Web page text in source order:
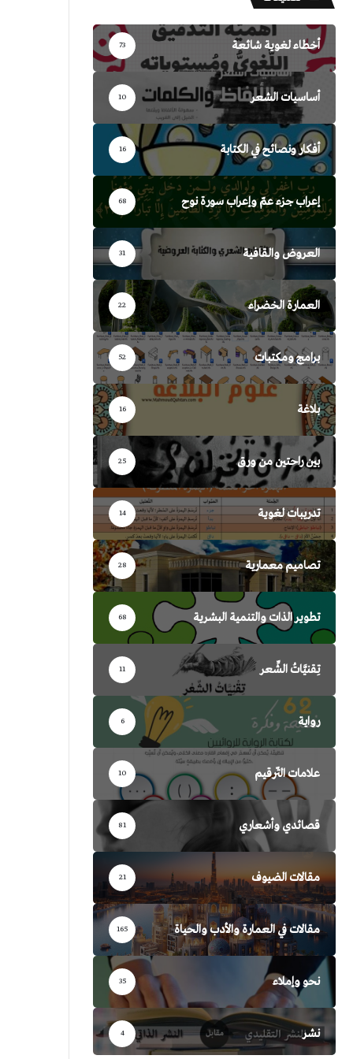
أخطاء لغوية شائعة 73
أساسيات الشعر 10
أفكار ونصائح في الكتابة 16
إعراب جزء عمّ وإعراب سورة نوح 68
العروض والقافية 31
العمارة الخضراء 22
برامج ومكتبات 52
بلاغة 16
بين راحتين من ورق 25
تدريبات لغوية 14
تصاميم معمارية 28
تطوير الذات والتنمية البشرية 68
تِقنيَّاتُ الشِّعر 11
رواية 6
علامات التّرقيم 10
قصائدي وأشعاري 81
مقالات الضيوف 21
مقالات في العمارة والأدب والحياة 165
نحو وإملاء 35
نشر 4